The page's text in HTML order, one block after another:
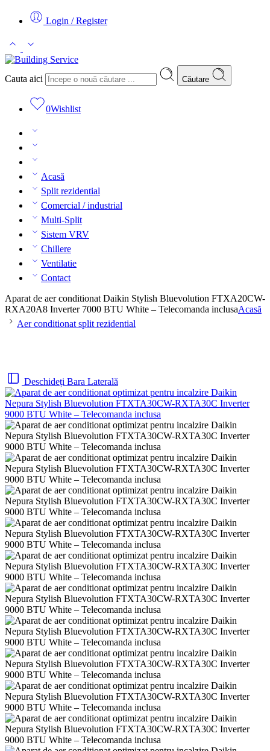
Login / Register
Cauta aici Căutare
0Wishlist
Acasă
Split rezidential
Comercial / industrial
Multi-Split
Sistem VRV
Chillere
Ventilatie
Contact
Aparat de aer conditionat Daikin Stylish Bluevolution FTXA20CW-
RXA20A8 Inverter 7000 BTU White – Telecomanda inclusaAcasă
Aer conditionat split rezidential
Deschideți Bara Laterală